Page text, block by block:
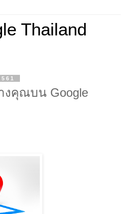
Thailand
งคุณบน Google